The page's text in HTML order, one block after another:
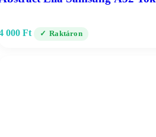
000 Ft Raktáron